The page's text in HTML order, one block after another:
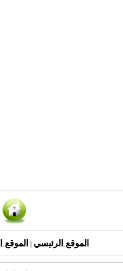
الموقع الرئيسي